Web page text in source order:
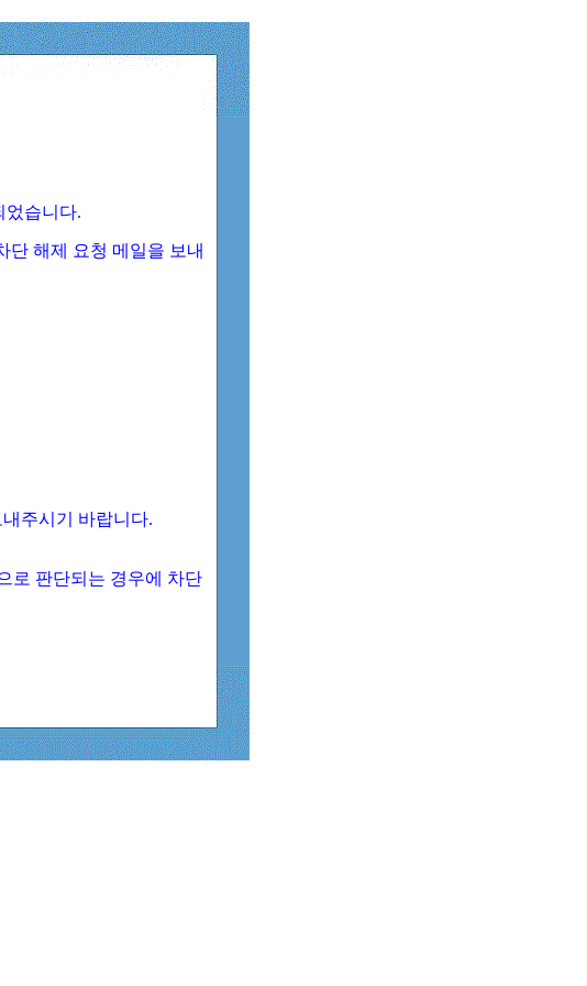
었습니다.
단 해제 요청 메일을 보내
내주시기 바랍니다.
로 판단되는 경우에 차단